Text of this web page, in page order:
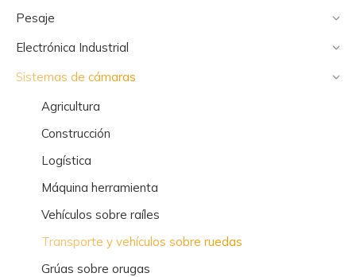
Pesaje
Electrónica Industrial
Sistemas de cámaras
Agricultura
Construcción
Logística
Máquina herramienta
Vehículos sobre raíles
Transporte y vehículos sobre ruedas
Grúas sobre orugas